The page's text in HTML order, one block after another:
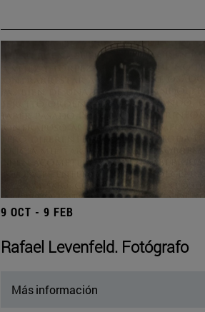
9 OCT - 9 FEB
Rafael Levenfeld. Fotógrafo
Más información